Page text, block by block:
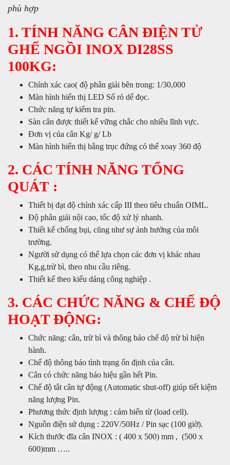
phù hợp
1. TÍNH NĂNG CÂN ĐIỆN TỬ
GHẾ NGỒI INOX DI28SS
100KG:
Chính xác cao( độ phân giải bên trong: 1/30,000
Màn hình hiển thị LED Số rỏ dể đọc.
Chức năng tự kiểm tra pin.
Sàn cân được thiết kế vững chắc cho nhiều lĩnh vực.
Đơn vị của cân Kg/ g/ Lb
Màn hình hiển thị bằng trục đứng có thể xoay 360 độ
2. CÁC TÍNH NĂNG TỔNG
QUÁT :
Thiết bị đạt độ chính xác cấp III theo tiêu chuẩn OIML.
Độ phân giải nội cao, tốc độ xử lý nhanh.
Thiết kế chống bụi, cũng như sự ảnh hưởng của môi
trường.
Người sử dụng có thể lựa chọn các đơn vị khác nhau
Kg,g,trừ bì, theo nhu cầu riêng.
Thiết kế theo kiểu dáng công nghiệp .
3. CÁC CHỨC NĂNG & CHẾ ĐỘ
HOẠT ĐỘNG:
Chức năng: cân, trừ bì và thông báo chế độ trừ bì hiện
hành.
Chế độ thông báo tình trạng ổn định của cân.
Cân có chức năng báo hiệu gần hết Pin.
Chế độ tắt cân tự động (Automatic shut-off) giúp tiết kiệm
năng lượng Pin.
Phương thức định lượng : cảm biến từ (load cell).
Nguồn điện sử dụng : 220V/50Hz / Pin sạc (100 giờ).
Kích thước đĩa cân INOX : ( 400 x 500) mm , (500 x
600)mm …..